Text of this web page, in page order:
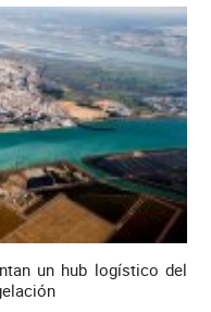
un hub logístico del